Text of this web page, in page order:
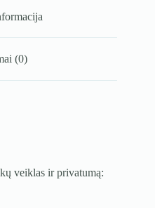
(0)
veiklas ir privatumą: